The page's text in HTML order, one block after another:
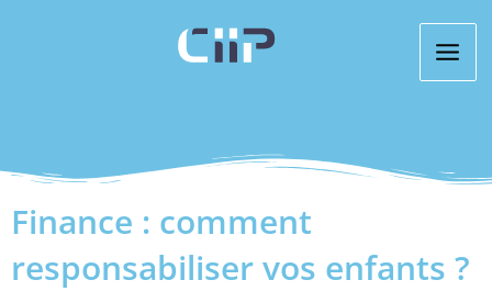
Finance : comment
responsabiliser vos enfants ?